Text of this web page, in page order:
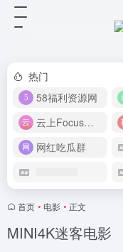
热门
58福利资源网
云上Focus接码平台
网红吃瓜群
首页 • 电影 • 正文
MINI4K迷客电影